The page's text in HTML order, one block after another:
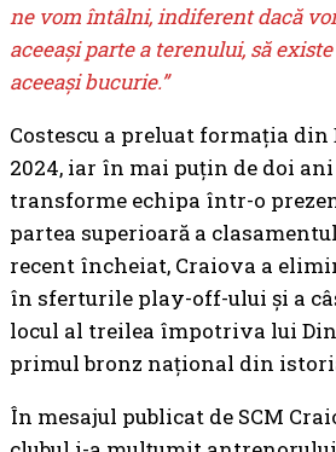
ne vom întâlni, indiferent dacă
aceeași parte a terenului, să
aceeași bucurie.”
Costescu a preluat formația
2024, iar în mai puțin de doi ani
transforme echipa într-o
partea superioară a
recent încheiat, Craiova a
în sferturile play-off-ului și a
locul al treilea împotriva lui
primul bronz național din
În mesajul publicat de SCM